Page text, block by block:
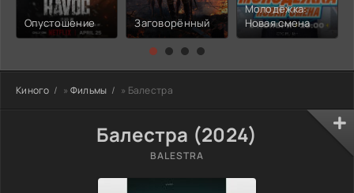
Опустошение Заговорённый
Молодёжка:
Новая смена
Киного » Фильмы » Балестра
Балестра (2024)
BALESTRA